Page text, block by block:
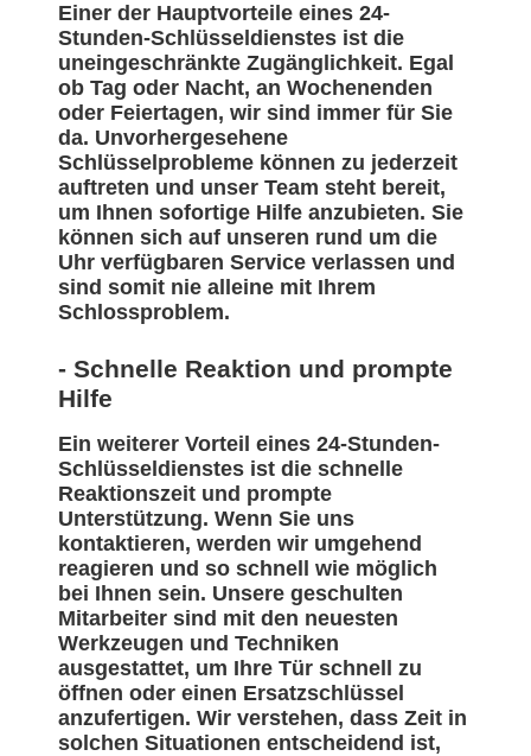
Einer der Hauptvorteile eines 24-
Stunden-Schlüsseldienstes ist die
uneingeschränkte Zugänglichkeit. Egal
ob Tag oder Nacht, an Wochenenden
oder Feiertagen, wir sind immer für Sie
da. Unvorhergesehene
Schlüsselprobleme können zu jederzeit
auftreten und unser Team steht bereit,
um Ihnen sofortige Hilfe anzubieten. Sie
können sich auf unseren rund um die
Uhr verfügbaren Service verlassen und
sind somit nie alleine mit Ihrem
Schlossproblem.
- Schnelle Reaktion und prompte
Hilfe
Ein weiterer Vorteil eines 24-Stunden-
Schlüsseldienstes ist die schnelle
Reaktionszeit und prompte
Unterstützung. Wenn Sie uns
kontaktieren, werden wir umgehend
reagieren und so schnell wie möglich
bei Ihnen sein. Unsere geschulten
Mitarbeiter sind mit den neuesten
Werkzeugen und Techniken
ausgestattet, um Ihre Tür schnell zu
öffnen oder einen Ersatzschlüssel
anzufertigen. Wir verstehen, dass Zeit in
solchen Situationen entscheidend ist,